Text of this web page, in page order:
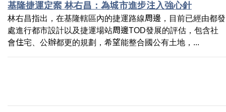
基隆捷運定案 林右昌：為城市進步注入強心針
林右昌指出，在基隆轄區內的捷運路線周邊，目前已經由都發
處進行都市設計以及捷運場站周邊TOD發展的評估，包含社
會住宅、公辦都更的規劃，希望能整合國公有土地，...